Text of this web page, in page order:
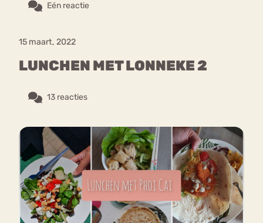
Eén reactie
15 maart, 2022
LUNCHEN MET LONNEKE 2
13 reacties